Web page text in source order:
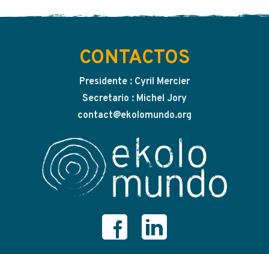
CONTACTOS
Presidente : Cyril Mercier
Secretario : Michel Jory
contact@ekolomundo.org